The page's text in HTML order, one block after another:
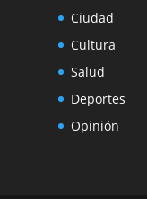
Ciudad
Cultura
Salud
Deportes
Opinión